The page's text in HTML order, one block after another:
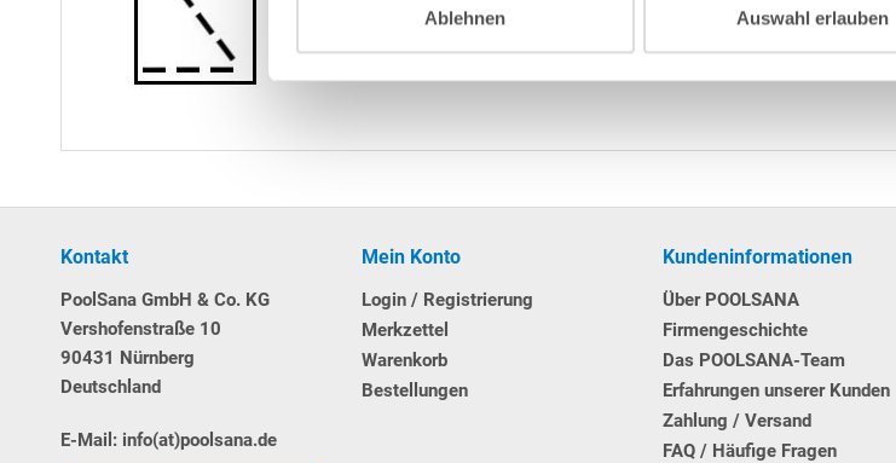
Ablehnen Auswahl erlauben
Kontakt
PoolSana GmbH & Co. KG
Vershofenstraße 10
90431 Nürnberg
Deutschland
E-Mail: info(at)poolsana.de
Mein Konto
Login / Registrierung
Merkzettel
Warenkorb
Bestellungen
Kundeninformationen
Über POOLSANA
Firmengeschichte
Das POOLSANA-Team
Erfahrungen unserer Kunden
Zahlung / Versand
FAQ / Häufige Fragen